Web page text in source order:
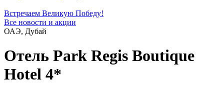
Встречаем Великую Победу!
Все новости и акции
ОАЭ, Дубай
Отель Park Regis Boutique
Hotel 4*